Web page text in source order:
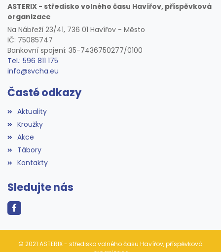
ASTERIX - středisko volného času Havířov, příspěvková
organizace
Na Nábřeží 23/41, 736 01 Havířov - Město
IČ: 75085747
Bankovní spojení: 35-7436750277/0100
Tel.: 596 811 175
info@svcha.eu
Časté odkazy
Aktuality
Kroužky
Akce
Tábory
Kontakty
Sledujte nás
© 2021 ASTERIX - středisko volného času Havířov, příspěvková